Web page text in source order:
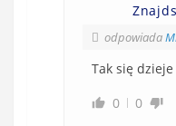
odpowiada
Tak się
0
0